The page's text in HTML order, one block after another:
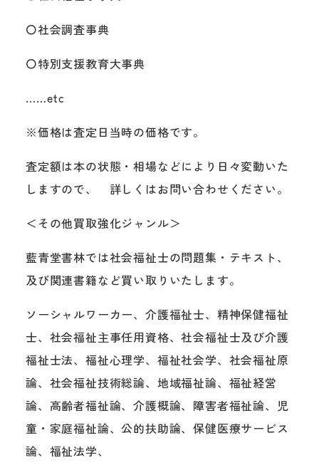
〇社会調査事典
〇特別支援教育大事典
……etc
※価格は査定日当時の価格です。
査定額は本の状態・相場などにより日々変動いた
しますので、 詳しくはお問い合わせください。
＜その他買取強化ジャンル＞
藍青堂書林では社会福祉士の問題集・テキスト、
及び関連書籍など買い取りいたします。
ソーシャルワーカー、介護福祉士、精神保健福祉
士、社会福祉主事任用資格、社会福祉士及び介護
福祉士法、福祉心理学、福祉社会学、社会福祉原
論、社会福祉技術総論、地域福祉論、福祉経営
論、高齢者福祉論、介護概論、障害者福祉論、児
童・家庭福祉論、公的扶助論、保健医療サービス
論、福祉法学、